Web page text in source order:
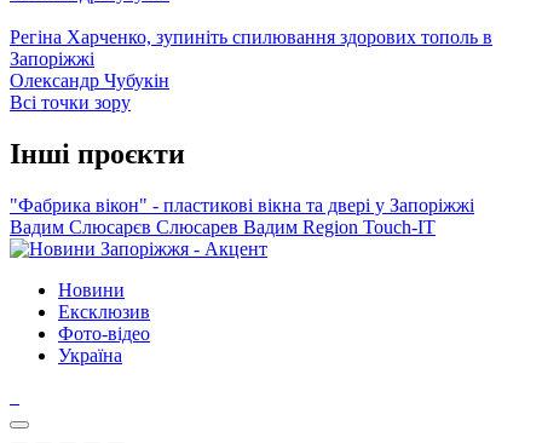
Регіна Харченко, зупиніть спилювання здорових тополь в
Запоріжжі
Олександр Чубукін
Всі точки зору
Інші проєкти
"Фабрика вікон" - пластикові вікна та двері у Запоріжжі
Вадим Слюсарєв Слюсарев Вадим Region Touch-IT
Новини
Ексклюзив
Фото-відео
Україна